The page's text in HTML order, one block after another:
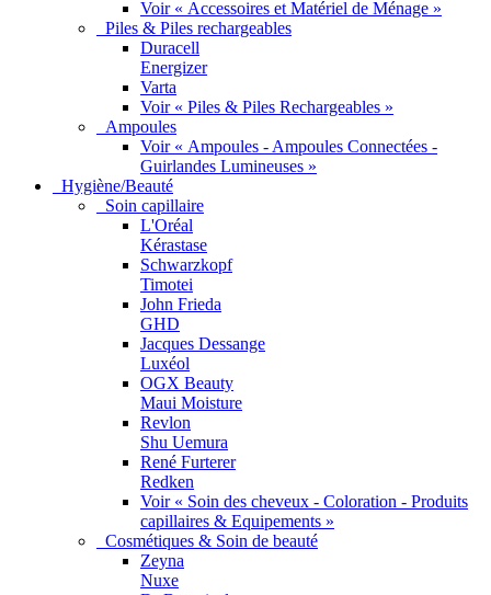
Voir « Accessoires et Matériel de Ménage »
Piles & Piles rechargeables
Duracell
Energizer
Varta
Voir « Piles & Piles Rechargeables »
Ampoules
Voir « Ampoules - Ampoules Connectées -
Guirlandes Lumineuses »
Hygiène/Beauté
Soin capillaire
L'Oréal
Kérastase
Schwarzkopf
Timotei
John Frieda
GHD
Jacques Dessange
Luxéol
OGX Beauty
Maui Moisture
Revlon
Shu Uemura
René Furterer
Redken
Voir « Soin des cheveux - Coloration - Produits
capillaires & Equipements »
Cosmétiques & Soin de beauté
Zeyna
Nuxe